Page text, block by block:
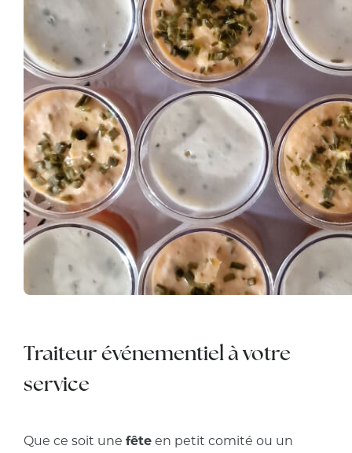
Traiteur événementiel à votre
service
Que ce soit une fêteen petit comité ou un